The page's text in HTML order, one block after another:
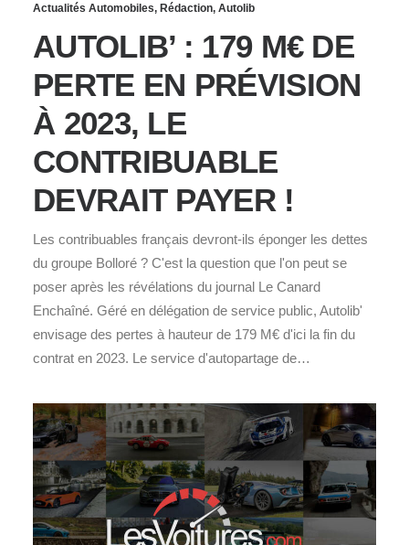
Actualités Automobiles, Rédaction, Autolib
AUTOLIB’ : 179 M€ DE
PERTE EN PRÉVISION
À 2023, LE
CONTRIBUABLE
DEVRAIT PAYER !
Les contribuables français devront-ils éponger les dettes
du groupe Bolloré ? C'est la question que l'on peut se
poser après les révélations du journal Le Canard
Enchaîné. Géré en délégation de service public, Autolib'
envisage des pertes à hauteur de 179 M€ d'ici la fin du
contrat en 2023. Le service d'autopartage de…